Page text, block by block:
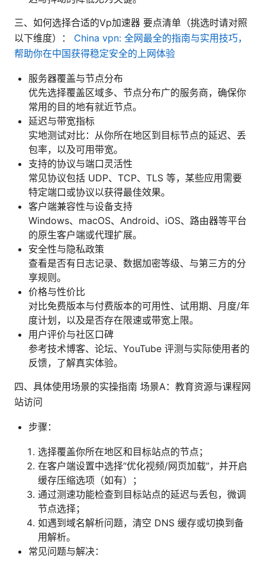
三、如何选择合适的Vp加速器 要点清单（挑选时请对照
以下维度）： China vpn: 全网最全的指南与实用技巧，
帮助你在中国获得稳定安全的上网体验
服务器覆盖与节点分布
优先选择覆盖区域多、节点分布广的服务商，确保你
常用的目的地有就近节点。
延迟与带宽指标
实地测试对比：从你所在地区到目标节点的延迟、丢
包率，以及可用带宽。
支持的协议与端口灵活性
常见协议包括 UDP、TCP、TLS 等，某些应用需要
特定端口或协议以获得最佳效果。
客户端兼容性与设备支持
Windows、macOS、Android、iOS、路由器等平台
的原生客户端或代理扩展。
安全性与隐私政策
查看是否有日志记录、数据加密等级、与第三方的分
享规则。
价格与性价比
对比免费版本与付费版本的可用性、试用期、月度/年
度计划，以及是否存在限速或带宽上限。
用户评价与社区口碑
参考技术博客、论坛、YouTube 评测与实际使用者的
反馈，了解真实体验。
四、具体使用场景的实操指南 场景A：教育资源与课程网
站访问
步骤：
选择覆盖你所在地区和目标站点的节点；
在客户端设置中选择“优化视频/网页加载”，并开启
缓存压缩选项（如有）；
通过测速功能检查到目标站点的延迟与丢包，微调
节点选择；
如遇到域名解析问题，清空 DNS 缓存或切换到备
用解析。
常见问题与解决：